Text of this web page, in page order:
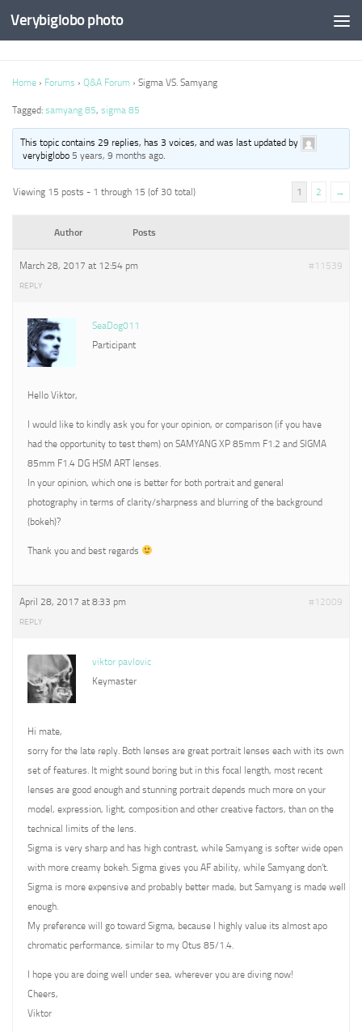
Verybiglobo photo
Home › Forums › Q&A Forum › Sigma VS. Samyang
Tagged: samyang 85, sigma 85
This topic contains 29 replies, has 3 voices, and was last updated by
verybiglobo 5 years, 9 months ago.
Viewing 15 posts - 1 through 15 (of 30 total) 1 2 →
Author Posts
March 28, 2017 at 12:54 pm #11539
REPLY
SeaDog011
Participant
Hello Viktor,
I would like to kindly ask you for your opinion, or comparison (if you have
had the opportunity to test them) on SAMYANG XP 85mm F1.2 and SIGMA
85mm F1.4 DG HSM ART lenses.
In your opinion, which one is better for both portrait and general
photography in terms of clarity/sharpness and blurring of the background
(bokeh)?
Thank you and best regards
April 28, 2017 at 8:33 pm #12009
REPLY
viktor pavlovic
Keymaster
Hi mate,
sorry for the late reply. Both lenses are great portrait lenses each with its own
set of features. It might sound boring but in this focal length, most recent
lenses are good enough and stunning portrait depends much more on your
model, expression, light, composition and other creative factors, than on the
technical limits of the lens.
Sigma is very sharp and has high contrast, while Samyang is softer wide open
with more creamy bokeh. Sigma gives you AF ability, while Samyang don’t.
Sigma is more expensive and probably better made, but Samyang is made well
enough.
My preference will go toward Sigma, because I highly value its almost apo
chromatic performance, similar to my Otus 85/1.4.
I hope you are doing well under sea, wherever you are diving now!
Cheers,
Viktor